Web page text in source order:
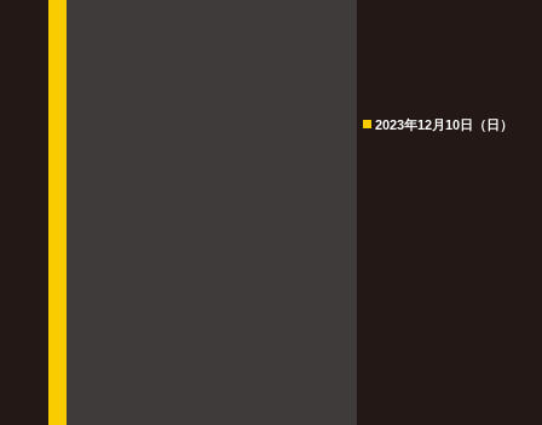
2023年12月10日（日）